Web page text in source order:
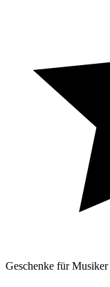
Geschenke für Musiker